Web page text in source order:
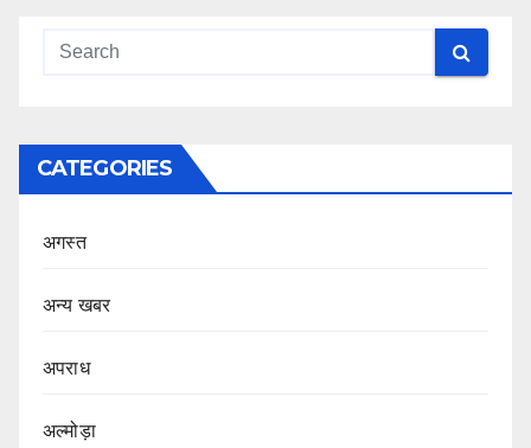
CATEGORIES
अगस्त
अन्य खबर
अपराध
अल्मोड़ा